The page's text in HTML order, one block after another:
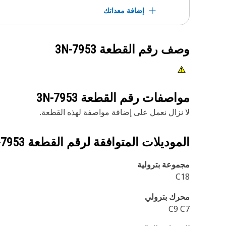
إضافة معداتك
وصف رقم القطعة 3N-7953
مواصفات رقم القطعة 3N-7953
لا نزال نعمل على إضافة مواصفة لهذه القطعة.
الموديلات المتوافقة لرقم القطعة
مجموعة بترولية
C18
محرك بترولي
C9 C7